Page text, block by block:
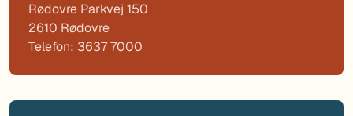
Rødovre Parkvej 150
2610 Rødovre
Telefon: 3637 7000